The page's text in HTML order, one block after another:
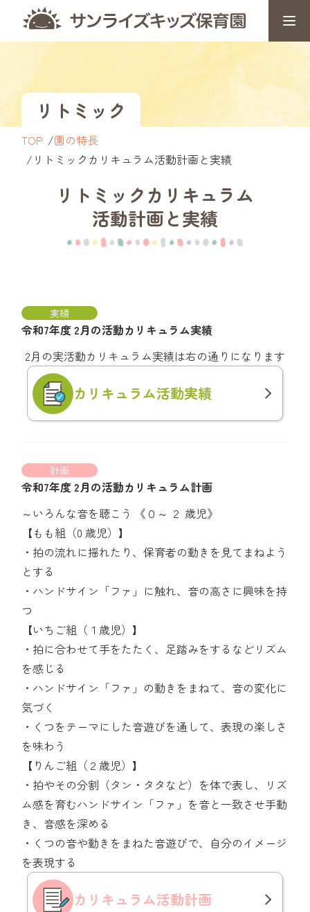
リトミック
TOP
園の特長
リトミックカリキュラム活動計画と実績
リトミックカリキュラム
活動計画と実績
実績
令和7年度 2月の活動カリキュラム実績
2月の実活動カリキュラム実績は右の通りになります
カリキュラム活動実績
計画
令和7年度 2月の活動カリキュラム計画
～いろんな音を聴こう 《０～ ２ 歳児》
【もも組（0 歳児）】
・拍の流れに揺れたり、保育者の動きを見てまねよう
とする
・ハンドサイン「ファ」に触れ、音の高さに興味を持
つ
【いちご組（１歳児）】
・拍に合わせて手をたたく、足踏みをするなどリズム
を感じる
・ハンドサイン「ファ」の動きをまねて、音の変化に
気づく
・くつをテーマにした音遊びを通して、表現の楽しさ
を味わう
【りんご組（２歳児）】
・拍やその分割（タン・タタなど）を体で表し、リズ
ム感を育むハンドサイン「ファ」を音と一致させ手動
き、音感を深める
・くつの音や動きをまねた音遊びで、自分のイメージ
を表現する
カリキュラム活動計画